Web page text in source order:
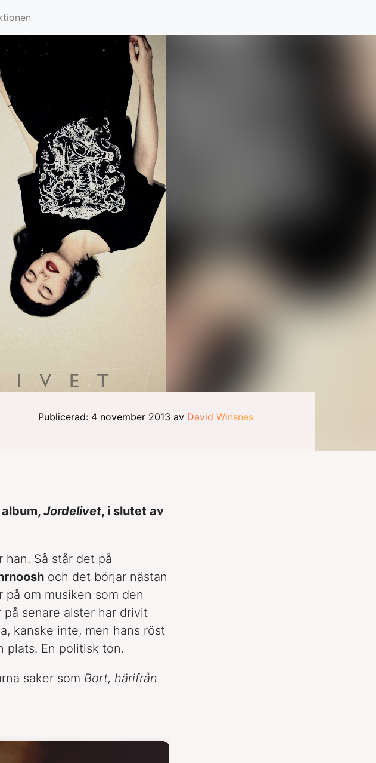
Publicerad: 4 november 2013 av David Winsnes
Jordelivet, i slutet av
han. Så står det på
och det börjar nästan
om musiken som den
på senare alster har drivit
kanske inte, men hans röst
plats. En politisk ton.
saker som Bort, härifrån